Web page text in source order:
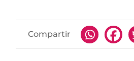
Compartir